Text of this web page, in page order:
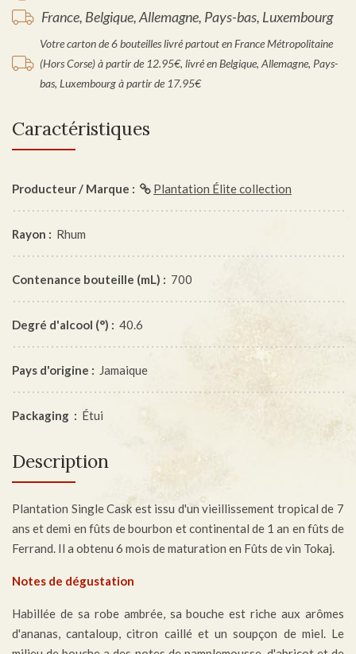
France, Belgique, Allemagne, Pays-bas, Luxembourg
Votre carton de 6 bouteilles livré partout en France Métropolitaine
(Hors Corse) à partir de 12.95€, livré en Belgique, Allemagne, Pays-
bas, Luxembourg à partir de 17.95€
Caractéristiques
Producteur / Marque : Plantation Élite collection
Rayon : Rhum
Contenance bouteille (mL) : 700
Degré d'alcool (°) : 40.6
Pays d'origine : Jamaique
Packaging : Étui
Description
Plantation Single Cask est issu d'un vieillissement tropical de 7
ans et demi en fûts de bourbon et continental de 1 an en fûts de
Ferrand. Il a obtenu 6 mois de maturation en Fûts de vin Tokaj.
Notes de dégustation
Habillée de sa robe ambrée, sa bouche est riche aux arômes
d'ananas, cantaloup, citron caillé et un soupçon de miel. Le